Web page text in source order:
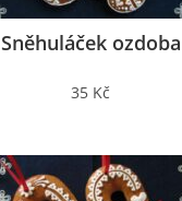
Sněhuláček ozdoba
35 Kč